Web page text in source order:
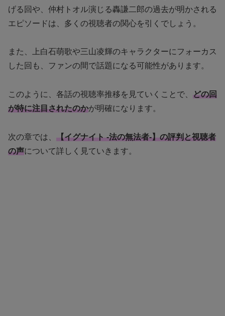
げる回や、仲村トオル演じる轟謙二郎の過去が明かされる
エピソードは、多くの視聴者の関心を引くでしょう。
また、上白石萌歌や三山凌輝のキャラクターにフォーカス
した回も、ファンの間で話題になる可能性があります。
このように、各話の視聴率推移を見ていくことで、 どの回
が特に注目されたのかが明確になります。
次の章では、 【イグナイト -法の無法者-】の評判と視聴者
の声について詳しく見ていきます。